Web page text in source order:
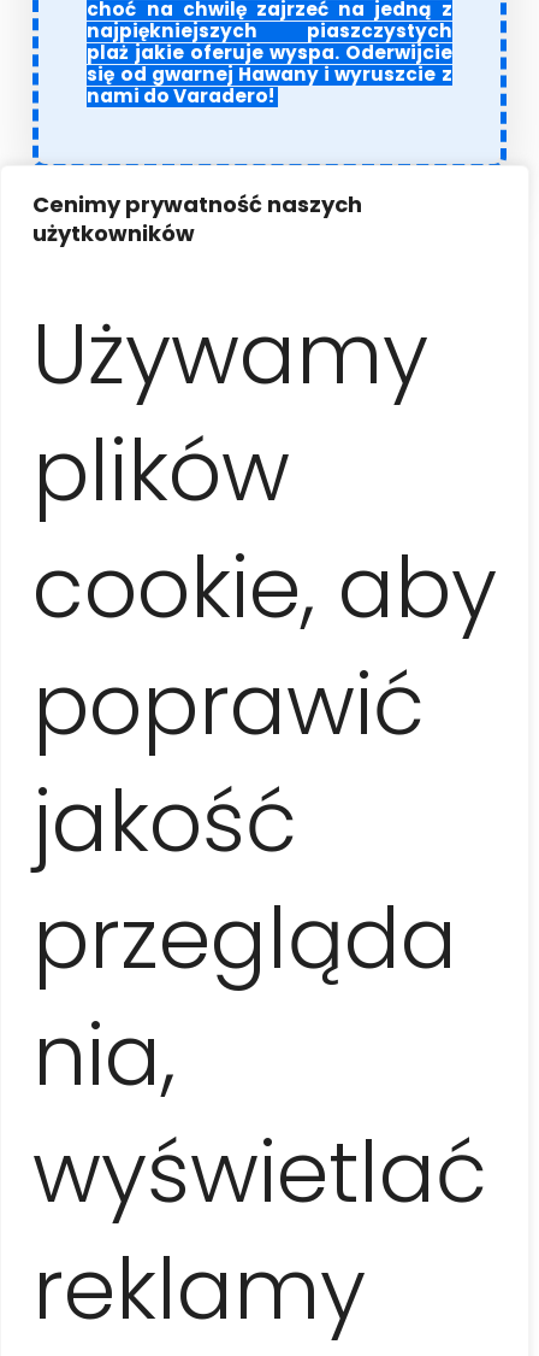
Cenimy prywatność naszych
użytkowników
Używamy
plików
cookie, aby
poprawić
jakość
przegląda
nia,
wyświetlać
reklamy
choć na chwilę zajrzeć na jedną z
najpiękniejszych piaszczystych
plaż jakie oferuje wyspa. Oderwijcie
się od gwarnej Hawany i wyruszcie z
nami do Varadero!
Program wycieczki
Po śniadaniu wyjazd z Hawany w kierunku punktu
widokowego
Bacunayagua
coladę obserwując najwyższy wiadukt na Kubie i
na pokaz tresury tych ssaków i wstąpimy
na drinka do zabytkowej posiadłościMaison
Xanadú. Całe popołudnie przeznaczymy na
(lub spacer po centrum Varadero i
zakup pamiątek). Wieczorem wrócimy do Hawany. Za
dopłatą możliwość skorzystania zpakietu all
inclusive
w wybranym hotelu (korzystanie z
hotelowej plaży oraz basenów z leżakami i ręcznikami,
animacyjnych do godziny 17.00).
Czas trwania
ok. 12 godzin (7.30-19.30), codziennie
Trasa
Zabrać na zwiedzanie
stroje kąpielowe i ręczniki, butelkę wody i ochronę
przeciwsłoneczną (czapkę z daszkiem / kapelusz,